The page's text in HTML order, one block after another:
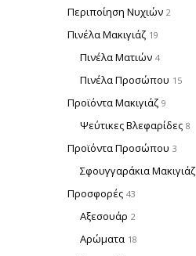
Περιποίηση Νυχιών 2
Πινέλα Μακιγιάζ 19
Πινέλα Ματιών 4
Πινέλα Προσώπου 15
Προϊόντα Μακιγιάζ 9
Ψεύτικες Βλεφαρίδες 8
Προϊόντα Προσώπου 3
Σφουγγαράκια Μακιγιάζ
Προσφορές 43
Αξεσουάρ 2
Αρώματα 18